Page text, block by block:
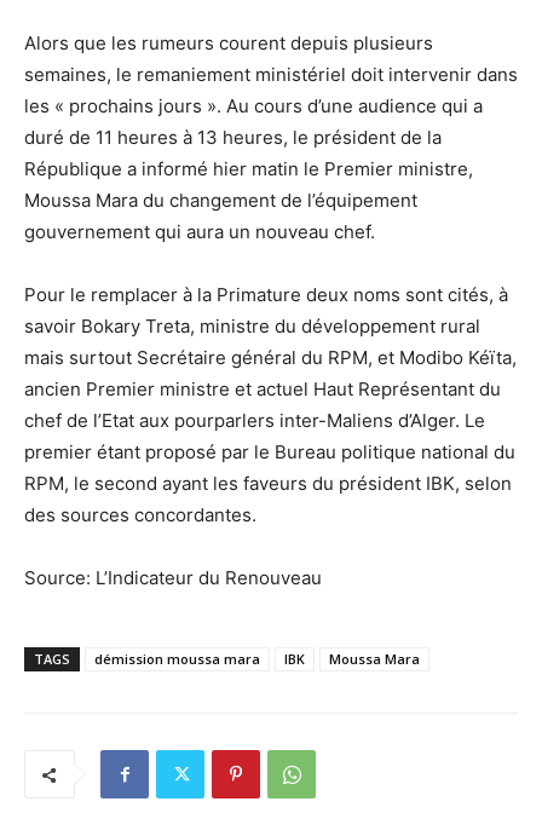
Alors que les rumeurs courent depuis plusieurs
semaines, le remaniement ministériel doit intervenir dans
les « prochains jours ». Au cours d’une audience qui a
duré de 11 heures à 13 heures, le président de la
République a informé hier matin le Premier ministre,
Moussa Mara du changement de l’équipement
gouvernement qui aura un nouveau chef.
Pour le remplacer à la Primature deux noms sont cités, à
savoir Bokary Treta, ministre du développement rural
mais surtout Secrétaire général du RPM, et Modibo Kéïta,
ancien Premier ministre et actuel Haut Représentant du
chef de l’Etat aux pourparlers inter-Maliens d’Alger. Le
premier étant proposé par le Bureau politique national du
RPM, le second ayant les faveurs du président IBK, selon
des sources concordantes.
Source: L’Indicateur du Renouveau
TAGS démission moussa mara IBK Moussa Mara